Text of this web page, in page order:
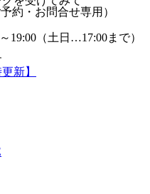
予約・お問合せ専用）
19:00（土日…17:00まで）
新】